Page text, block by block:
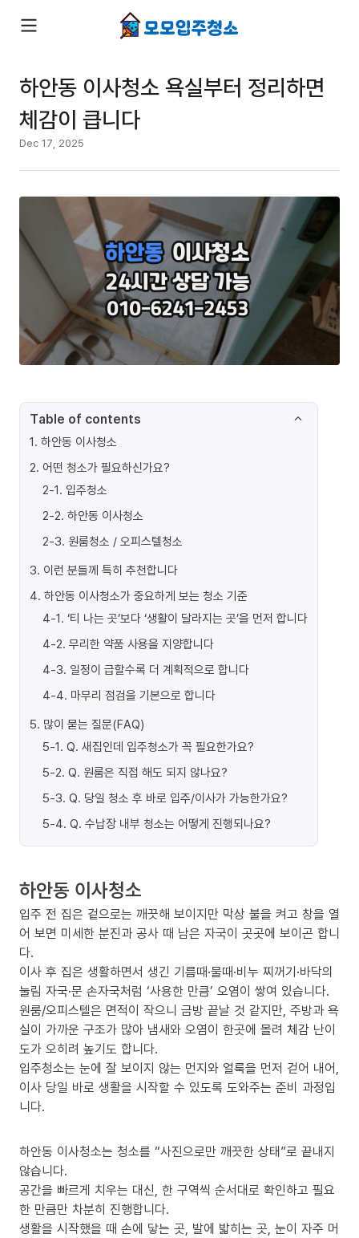
하안동 이사청소 욕실부터 정리하면
체감이 큽니다
Dec 17, 2025
Table of contents
1. 하안동 이사청소
2. 어떤 청소가 필요하신가요?
2-1. 입주청소
2-2. 하안동 이사청소
2-3. 원룸청소 / 오피스텔청소
3. 이런 분들께 특히 추천합니다
4. 하안동 이사청소가 중요하게 보는 청소 기준
4-1. ‘티 나는 곳’보다 ‘생활이 달라지는 곳’을 먼저 합니다
4-2. 무리한 약품 사용을 지양합니다
4-3. 일정이 급할수록 더 계획적으로 합니다
4-4. 마무리 점검을 기본으로 합니다
5. 많이 묻는 질문(FAQ)
5-1. Q. 새집인데 입주청소가 꼭 필요한가요?
5-2. Q. 원룸은 직접 해도 되지 않나요?
5-3. Q. 당일 청소 후 바로 입주/이사가 가능한가요?
5-4. Q. 수납장 내부 청소는 어떻게 진행되나요?
하안동 이사청소
입주 전 집은 겉으로는 깨끗해 보이지만 막상 불을 켜고 창을 열
어 보면 미세한 분진과 공사 때 남은 자국이 곳곳에 보이곤 합니
다.
이사 후 집은 생활하면서 생긴 기름때·물때·비누 찌꺼기·바닥의
눌림 자국·문 손자국처럼 ‘사용한 만큼’ 오염이 쌓여 있습니다.
원룸/오피스텔은 면적이 작으니 금방 끝날 것 같지만, 주방과 욕
실이 가까운 구조가 많아 냄새와 오염이 한곳에 몰려 체감 난이
도가 오히려 높기도 합니다.
입주청소는 눈에 잘 보이지 않는 먼지와 얼룩을 먼저 걷어 내어,
이사 당일 바로 생활을 시작할 수 있도록 도와주는 준비 과정입
니다.
하안동 이사청소는 청소를 “사진으로만 깨끗한 상태”로 끝내지
않습니다.
공간을 빠르게 치우는 대신, 한 구역씩 순서대로 확인하고 필요
한 만큼만 차분히 진행합니다.
생활을 시작했을 때 손에 닿는 곳, 발에 밟히는 곳, 눈이 자주 머